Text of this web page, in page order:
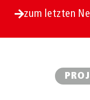
zum letzten